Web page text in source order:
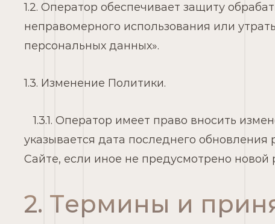
1.2. Оператор обеспечивает защиту
неправомерного использования или
персональных данных».
1.3. Изменение Политики.
1.3.1. Оператор имеет право вносить
указывается дата последнего
Сайте, если иное не предусмотрено новой
2. Термины и